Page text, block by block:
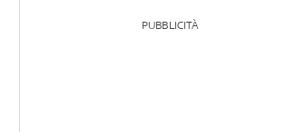
PUBBLICITÀ